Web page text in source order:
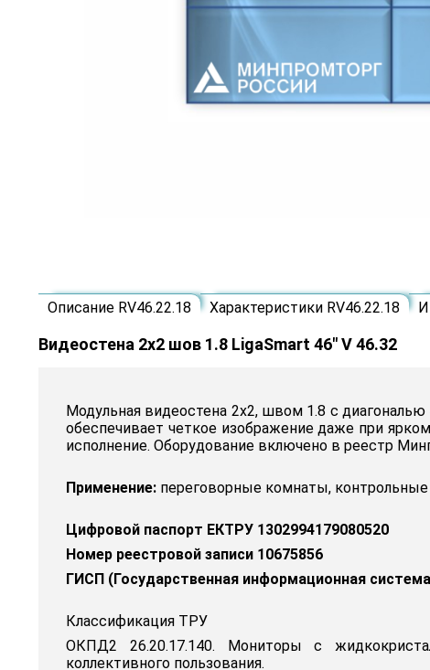
Описание RV46.22.18 Характеристики RV46.22.18
Видеостена 2x2 шов 1.8 LigaSmart 46" V 46.32
Модульная видеостена 2x2, швом 1.8 с
обеспечивает четкое изображение даже при
исполнение. Оборудование включено в реестр
Применение: переговорные комнаты,
Цифровой паспорт ЕКТРУ 1302994179080520
Номер реестровой записи 10675856
ГИСП (Государственная информационная
Классификация ТРУ
ОКПД2 26.20.17.140. Мониторы с
коллективного пользования.